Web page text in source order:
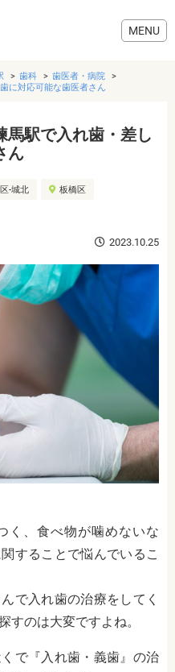
歯科
歯医者・病院
に対応可能な歯医者さん
馬駅で入れ歯・差し
ん
-城北 板橋区
2023.10.25
く、食べ物が噛めないな
することで悩んでいるこ
で入れ歯の治療をしてく
すのは大変ですよね。
で『入れ歯・義歯』の治